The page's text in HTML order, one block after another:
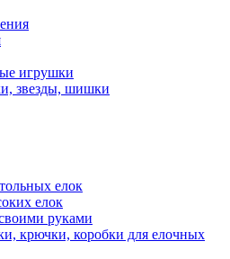
игрушки
звезды, шишки
елок
елок
руками
крючки, коробки для елочных